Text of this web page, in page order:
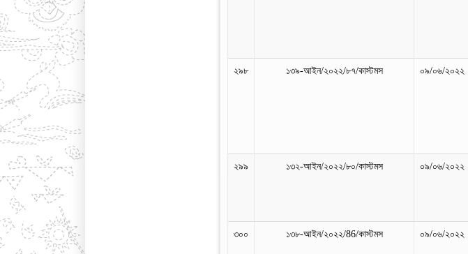
২৯৮ ১৩৯-আইন/২০২২/৮৭/কাস্টমস ০৯/০৬/২০২২
২৯৯ ১৩২-আইন/২০২২/৮০/কাস্টমস ০৯/০৬/২০২২
৩০০ ১৩৮-আইন/২০২২/86/কাস্টমস ০৯/০৬/২০২২